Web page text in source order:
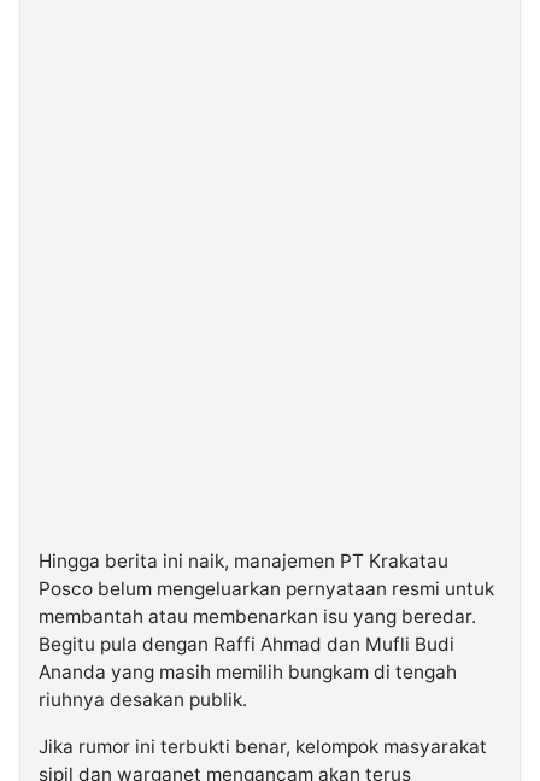
Hingga berita ini naik, manajemen PT Krakatau
Posco belum mengeluarkan pernyataan resmi untuk
membantah atau membenarkan isu yang beredar.
Begitu pula dengan Raffi Ahmad dan Mufli Budi
Ananda yang masih memilih bungkam di tengah
riuhnya desakan publik.
Jika rumor ini terbukti benar, kelompok masyarakat
sipil dan warganet mengancam akan terus